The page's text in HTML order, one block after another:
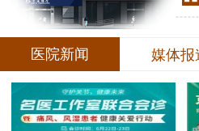
医院新闻 媒体报